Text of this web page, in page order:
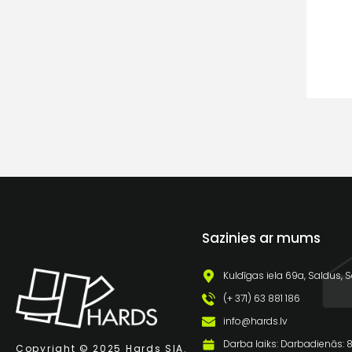
Copyright © 2025 Hards SIA.
Sazinies ar mums
Kuldīgas iela 69a, Saldus,
(+ 371) 63 881 186
info@hards.lv
Darba laiks: Darbadienās: